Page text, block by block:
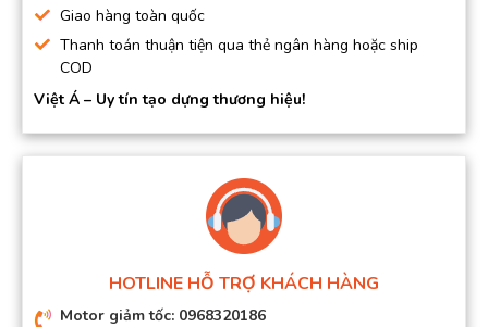
Giao hàng toàn quốc
Thanh toán thuận tiện qua thẻ ngân hàng hoặc ship
COD
Việt Á – Uy tín tạo dựng thương hiệu!
HOTLINE HỖ TRỢ KHÁCH HÀNG
Motor giảm tốc: 0968320186